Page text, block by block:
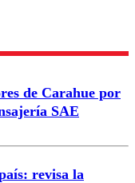
garantizar un
de Carahue por
SAE
revisa la